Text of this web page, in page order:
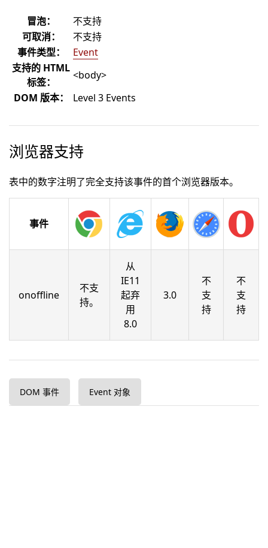
冒泡：
不支持
可取消：
不支持
事件类型：
Event
支持的 HTML
标签：
<body>
DOM 版本：
Level 3 Events
浏览器支持
表中的数字注明了完全支持该事件的首个浏览器版本。
事件
onoffline
不支
持。
从
IE11
起弃
用
8.0
3.0
不
支
持
不
支
持
DOM 事件 Event 对象